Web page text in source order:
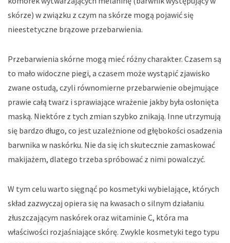
skórze) w związku z czym na skórze mogą pojawić się
nieestetyczne brązowe przebarwienia.
Przebarwienia skórne mogą mieć różny charakter. Czasem są
to mało widoczne piegi, a czasem może wystąpić zjawisko
zwane ostudą, czyli równomierne przebarwienie obejmujące
prawie całą twarz i sprawiające wrażenie jakby była osłonięta
maską. Niektóre z tych zmian szybko znikają. Inne utrzymują
się bardzo długo, co jest uzależnione od głębokości osadzenia
barwnika w naskórku. Nie da się ich skutecznie zamaskować
makijażem, dlatego trzeba spróbować z nimi powalczyć.
W tym celu warto sięgnąć po kosmetyki wybielające, których
skład zazwyczaj opiera się na kwasach o silnym działaniu
złuszczającym naskórek oraz witaminie C, która ma
właściwości rozjaśniające skórę. Zwykle kosmetyki tego typu